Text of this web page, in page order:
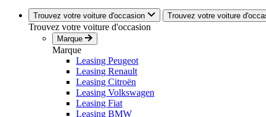
Trouvez votre voiture d'occasion Trouvez votre voiture
Trouvez votre voiture d'occasion
Marque
Marque
Leasing Peugeot
Leasing Renault
Leasing Citroën
Leasing Volkswagen
Leasing Fiat
Leasing BMW